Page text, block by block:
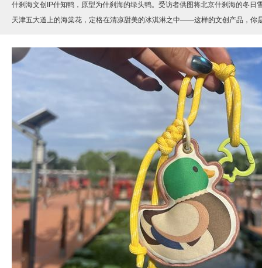
什刹海文创IP什知鸭，原型为什刹海的绿头鸭。受访者供图将北京什刹海的冬日
天津五大道上的海棠花，定格在清凉甜美的冰淇淋之中——这样的文创产品，你